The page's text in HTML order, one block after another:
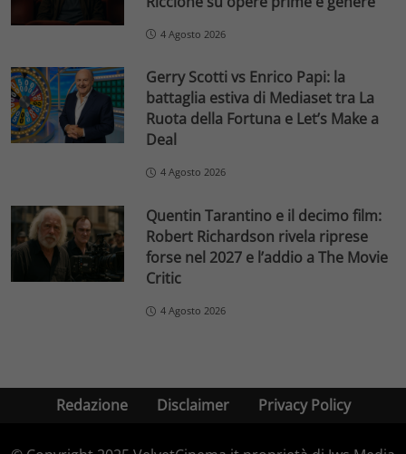
4 Agosto 2026
Gerry Scotti vs Enrico Papi: la
battaglia estiva di Mediaset tra La
Ruota della Fortuna e Let’s Make a
Deal
4 Agosto 2026
Quentin Tarantino e il decimo film:
Robert Richardson rivela riprese
forse nel 2027 e l’addio a The Movie
Critic
4 Agosto 2026
Redazione Disclaimer Privacy Policy